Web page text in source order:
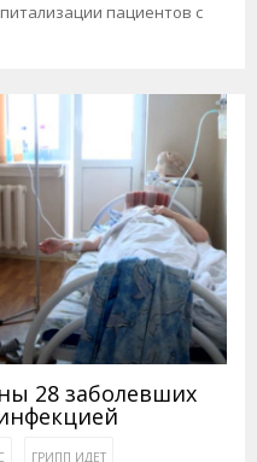
пациентов с
28 заболевших
ГРИПП ИДЕТ